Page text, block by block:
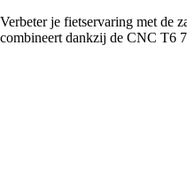
Verbeter je fietservaring met de
combineert dankzij de CNC T6